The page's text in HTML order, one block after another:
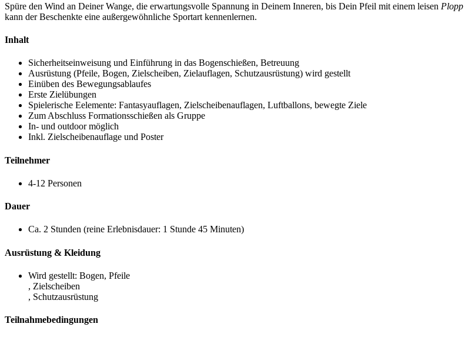
Spüre den Wind an Deiner Wange, die erwartungsvolle Spannung in Deinem Inneren, bis Dein Pfeil mit einem leisen Plopp
kann der Beschenkte eine außergewöhnliche Sportart kennenlernen.
Inhalt
Sicherheitseinweisung und Einführung in das Bogenschießen, Betreuung
Ausrüstung (Pfeile, Bogen, Zielscheiben, Zielauflagen, Schutzausrüstung) wird gestellt
Einüben des Bewegungsablaufes
Erste Zielübungen
Spielerische Eelemente: Fantasyauflagen, Zielscheibenauflagen, Luftballons, bewegte Ziele
Zum Abschluss Formationsschießen als Gruppe
In- und outdoor möglich
Inkl. Zielscheibenauflage und Poster
Teilnehmer
4-12 Personen
Dauer
Ca. 2 Stunden (reine Erlebnisdauer: 1 Stunde 45 Minuten)
Ausrüstung & Kleidung
Wird gestellt: Bogen, Pfeile
, Zielscheiben
, Schutzausrüstung
Teilnahmebedingungen